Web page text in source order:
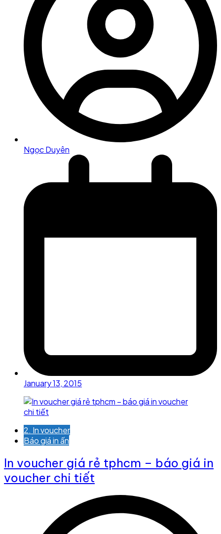
Ngọc Duyên
January 13, 2015
2. In voucher
Báo giá in ấn
In voucher giá rẻ tphcm – báo giá in
voucher chi tiết